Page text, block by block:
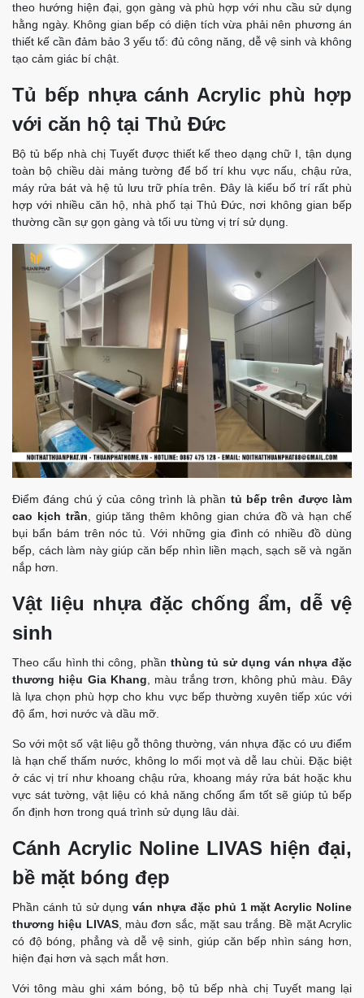
theo hướng hiện đại, gọn gàng và phù hợp với nhu cầu sử dụng
hằng ngày. Không gian bếp có diện tích vừa phải nên phương án
thiết kế cần đảm bảo 3 yếu tố: đủ công năng, dễ vệ sinh và không
tạo cảm giác bí chật.
Tủ bếp nhựa cánh Acrylic phù hợp
với căn hộ tại Thủ Đức
Bộ tủ bếp nhà chị Tuyết được thiết kế theo dạng chữ I, tận dụng
toàn bộ chiều dài mảng tường để bố trí khu vực nấu, chậu rửa,
máy rửa bát và hệ tủ lưu trữ phía trên. Đây là kiểu bố trí rất phù
hợp với nhiều căn hộ, nhà phố tại Thủ Đức, nơi không gian bếp
thường cần sự gọn gàng và tối ưu từng vị trí sử dụng.
Điểm đáng chú ý của công trình là phần tủ bếp trên được làm
cao kịch trần , giúp tăng thêm không gian chứa đồ và hạn chế
bụi bẩn bám trên nóc tủ. Với những gia đình có nhiều đồ dùng
bếp, cách làm này giúp căn bếp nhìn liền mạch, sạch sẽ và ngăn
nắp hơn.
Vật liệu nhựa đặc chống ẩm, dễ vệ
sinh
Theo cấu hình thi công, phần thùng tủ sử dụng ván nhựa đặc
thương hiệu Gia Khang , màu trắng trơn, không phủ màu. Đây
là lựa chọn phù hợp cho khu vực bếp thường xuyên tiếp xúc với
độ ẩm, hơi nước và dầu mỡ.
So với một số vật liệu gỗ thông thường, ván nhựa đặc có ưu điểm
là hạn chế thấm nước, không lo mối mọt và dễ lau chùi. Đặc biệt
ở các vị trí như khoang chậu rửa, khoang máy rửa bát hoặc khu
vực sát tường, vật liệu có khả năng chống ẩm tốt sẽ giúp tủ bếp
ổn định hơn trong quá trình sử dụng lâu dài.
Cánh Acrylic Noline LIVAS hiện đại,
bề mặt bóng đẹp
Phần cánh tủ sử dụngván nhựa đặc phủ 1 mặt Acrylic Noline
thương hiệu LIVAS, màu đơn sắc, mặt sau trắng. Bề mặt Acrylic
có độ bóng, phẳng và dễ vệ sinh, giúp căn bếp nhìn sáng hơn,
hiện đại hơn và sạch mắt hơn.
Với tông màu ghi xám bóng, bộ tủ bếp nhà chị Tuyết mang lại